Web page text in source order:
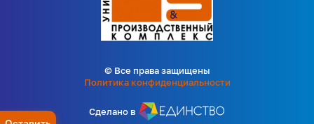
Сделано в
© Все права защищены
Политика конфиденциальности